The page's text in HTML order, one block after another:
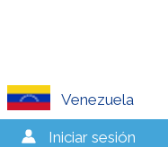
Venezuela
Iniciar sesión